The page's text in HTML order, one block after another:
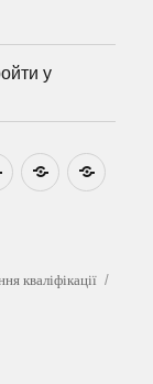
у
Розумовські
зустрічі
Реєстрація
кваліфікації